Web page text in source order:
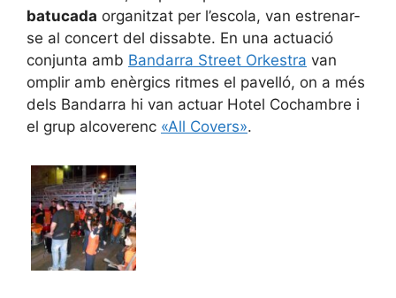
batucada organitzat per l’escola, van estrenar-
se al concert del dissabte. En una actuació
conjunta amb Bandarra Street Orkestra van
omplir amb enèrgics ritmes el pavelló, on a més
dels Bandarra hi van actuar Hotel Cochambre i
el grup alcoverenc «All Covers».